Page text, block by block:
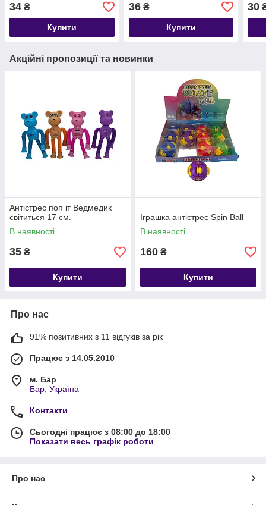
34 ₴
Купити
36₴
Купити
30
Акційні пропозиції та новинки
Антістрес поп іт Ведмедик
світиться 17 см.
В наявності
35 ₴
Купити
Іграшка антістрес Spin Ball
В наявності
160 ₴
Купити
Про нас
91% позитивних з 11 відгуків за рік
Працює з 14.05.2010
м. Бар
Бар, Україна
Контакти
Сьогодні працює з 08:00 до 18:00
Показати весь графік роботи
Про нас